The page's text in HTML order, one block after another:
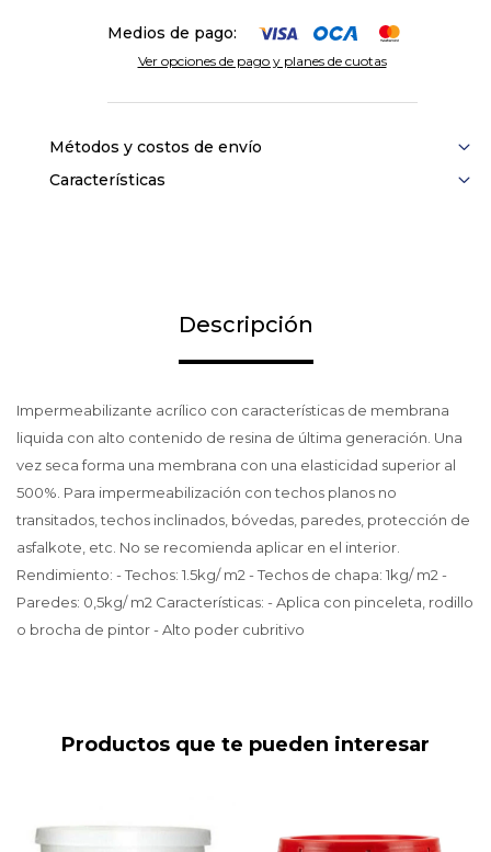
Medios de pago:
Ver opciones de pago y planes de cuotas
Métodos y costos de envío
Características
Descripción
Impermeabilizante acrílico con características de membrana
liquida con alto contenido de resina de última generación. Una
vez seca forma una membrana con una elasticidad superior al
500%. Para impermeabilización con techos planos no
transitados, techos inclinados, bóvedas, paredes, protección de
asfalkote, etc. No se recomienda aplicar en el interior.
Rendimiento: - Techos: 1.5kg/ m2 - Techos de chapa: 1kg/ m2 -
Paredes: 0,5kg/ m2 Características: - Aplica con pinceleta, rodillo
o brocha de pintor - Alto poder cubritivo
Productos que te pueden interesar